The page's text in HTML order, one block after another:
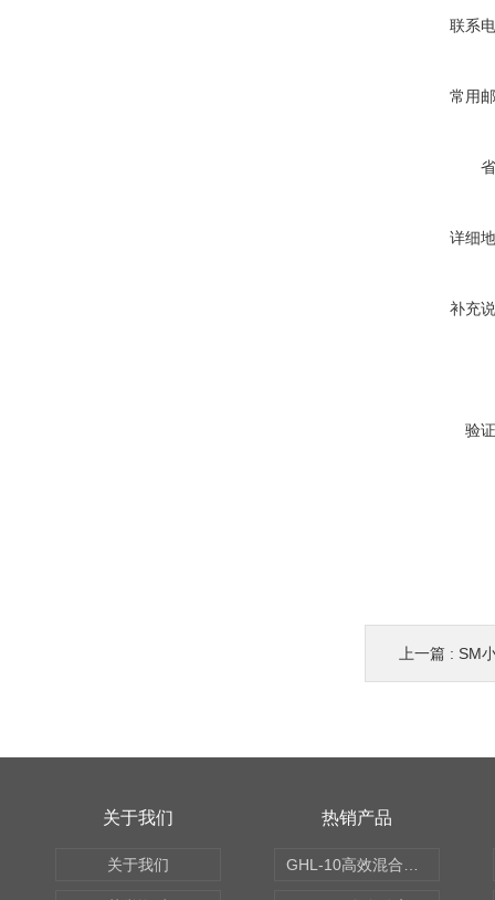
联系
常用
详细
补充
验
上一篇 : SM
关于我们
关于我们
热销产品